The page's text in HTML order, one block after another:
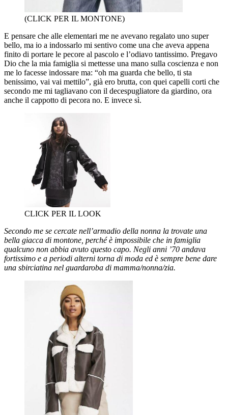
(CLICK PER IL MONTONE)
E pensare che alle elementari me ne avevano regalato uno super
bello, ma io a indossarlo mi sentivo come una che aveva appena
finito di portare le pecore al pascolo e l’odiavo tantissimo. Pregavo
Dio che la mia famiglia si mettesse una mano sulla coscienza e non
me lo facesse indossare ma: “oh ma guarda che bello, ti sta
benissimo, vai vai mettilo”, già ero brutta, con quei capelli corti che
secondo me mi tagliavano con il decespugliatore da giardino, ora
anche il cappotto di pecora no. E invece sì.
CLICK PER IL LOOK
Secondo me se cercate nell’armadio della nonna la trovate una
bella giacca di montone, perché è impossibile che in famiglia
qualcuno non abbia avuto questo capo. Negli anni ’70 andava
fortissimo e a periodi alterni torna di moda ed è sempre bene dare
una sbirciatina nel guardaroba di mamma/nonna/zia.